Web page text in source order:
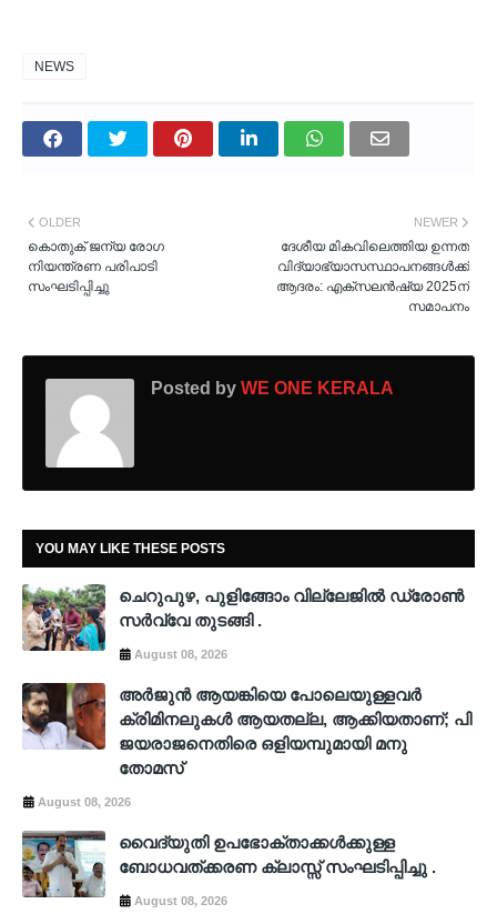
NEWS
NEWER
ദേശീയ മികവിലെത്തിയ ഉന്നത
വിദ്യാഭ്യാസസ്ഥാപനങ്ങള്‍ക്ക്
ആദരം: എക്സലൻഷ്യ 2025ന്
സമാപനം
OLDER
കൊതുക് ജന്യ രോഗ
നിയന്ത്രണ പരിപാടി
സംഘടിപ്പിച്ചു
Posted by WE ONE KERALA
YOU MAY LIKE THESE POSTS
ചെറുപുഴ, പുളിങ്ങോം വില്ലേജിൽ ഡ്രോൺ
സർവ്വേ തുടങ്ങി .
August 08, 2026
അർജുൻ ആയങ്കിയെ പോലെയുള്ളവർ
ക്രിമിനലുകൾ ആയതല്ല, ആക്കിയതാണ്; പി
ജയരാജനെതിരെ ഒളിയമ്പുമായി മനു
തോമസ്
August 08, 2026
വൈദ്യുതി ഉപഭോക്താക്കള്‍ക്കുള്ള
ബോധവത്ക്കരണ ക്ലാസ്സ് സംഘടിപ്പിച്ചു .
August 08, 2026